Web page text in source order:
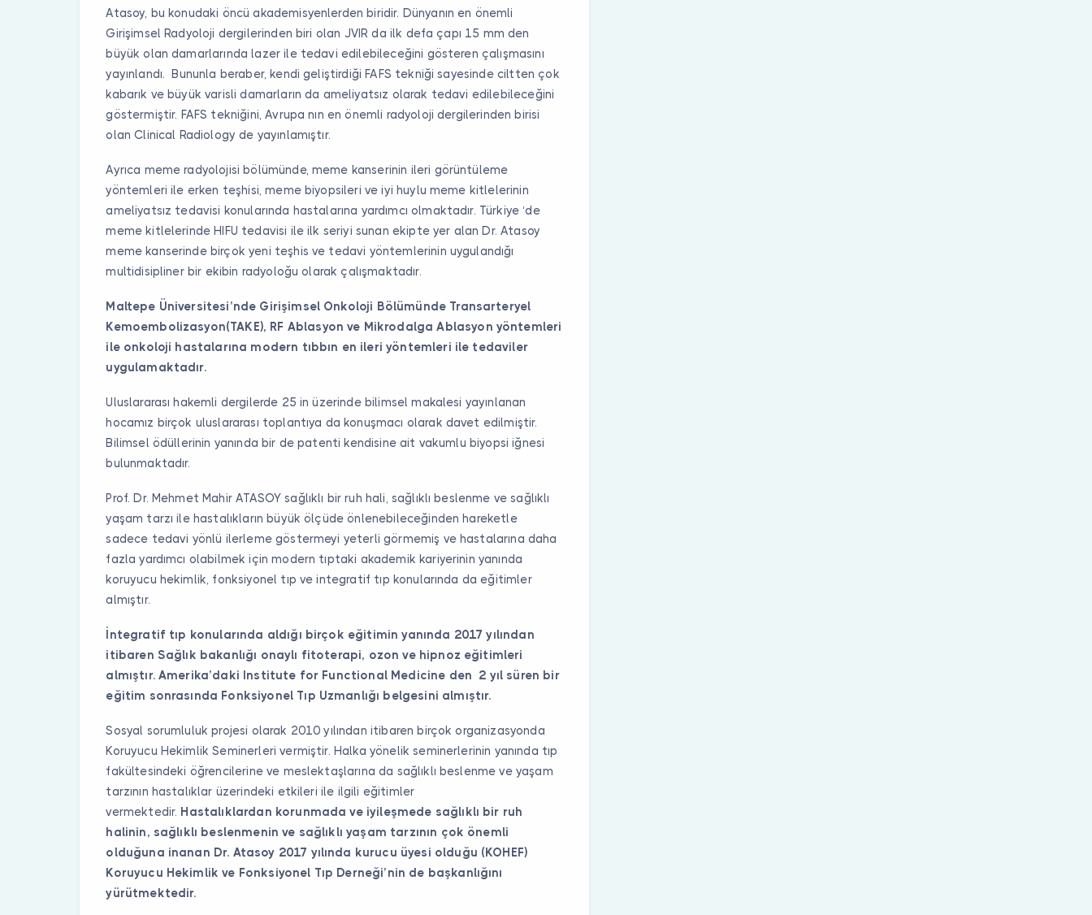
Atasoy, bu konudaki öncü akademisyenlerden biridir. Dünyanın en önemli
Girişimsel Radyoloji dergilerinden biri olan JVIR da ilk defa çapı 15 mm den
büyük olan damarlarında lazer ile tedavi edilebileceğini gösteren çalışmasını
yayınlandı. Bununla beraber, kendi geliştirdiği FAFS tekniği sayesinde ciltten çok
kabarık ve büyük varisli damarların da ameliyatsız olarak tedavi edilebileceğini
göstermiştir. FAFS tekniğini, Avrupa nın en önemli radyoloji dergilerinden birisi
olan Clinical Radiology de yayınlamıştır.
Ayrıca meme radyolojisi bölümünde, meme kanserinin ileri görüntüleme
yöntemleri ile erken teşhisi, meme biyopsileri ve iyi huylu meme kitlelerinin
ameliyatsız tedavisi konularında hastalarına yardımcı olmaktadır. Türkiye ‘de
meme kitlelerinde HIFU tedavisi ile ilk seriyi sunan ekipte yer alan Dr. Atasoy
meme kanserinde birçok yeni teşhis ve tedavi yöntemlerinin uygulandığı
multidisipliner bir ekibin radyoloğu olarak çalışmaktadır.
Maltepe Üniversitesi’nde Girişimsel Onkoloji Bölümünde Transarteryel
Kemoembolizasyon(TAKE), RF Ablasyon ve Mikrodalga Ablasyon yöntemleri
ile onkoloji hastalarına modern tıbbın en ileri yöntemleri ile tedaviler
uygulamaktadır.
Uluslararası hakemli dergilerde 25 in üzerinde bilimsel makalesi yayınlanan
hocamız birçok uluslararası toplantıya da konuşmacı olarak davet edilmiştir.
Bilimsel ödüllerinin yanında bir de patenti kendisine ait vakumlu biyopsi iğnesi
bulunmaktadır.
Prof. Dr. Mehmet Mahir ATASOY sağlıklı bir ruh hali, sağlıklı beslenme ve sağlıklı
yaşam tarzı ile hastalıkların büyük ölçüde önlenebileceğinden hareketle
sadece tedavi yönlü ilerleme göstermeyi yeterli görmemiş ve hastalarına daha
fazla yardımcı olabilmek için modern tıptaki akademik kariyerinin yanında
koruyucu hekimlik, fonksiyonel tıp ve integratif tıp konularında da eğitimler
almıştır.
İntegratif tıp konularında aldığı birçok eğitimin yanında 2017 yılından
itibaren Sağlık bakanlığı onaylı fitoterapi, ozon ve hipnoz eğitimleri
almıştır. Amerika’daki Institute for Functional Medicine den 2 yıl süren bir
eğitim sonrasında Fonksiyonel Tıp Uzmanlığı belgesini almıştır.
Sosyal sorumluluk projesi olarak 2010 yılından itibaren birçok organizasyonda
Koruyucu Hekimlik Seminerleri vermiştir. Halka yönelik seminerlerinin yanında tıp
fakültesindeki öğrencilerine ve meslektaşlarına da sağlıklı beslenme ve yaşam
tarzının hastalıklar üzerindeki etkileri ile ilgili eğitimler
vermektedir. Hastalıklardan korunmada ve iyileşmede sağlıklı bir ruh
halinin, sağlıklı beslenmenin ve sağlıklı yaşam tarzının çok önemli
olduğuna inanan Dr. Atasoy 2017 yılında kurucu üyesi olduğu (KOHEF)
Koruyucu Hekimlik ve Fonksiyonel Tıp Derneği’nin de başkanlığını
yürütmektedir.